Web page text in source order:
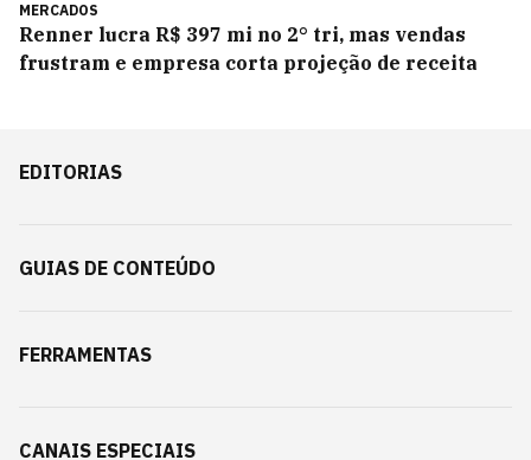
MERCADOS
Renner lucra R$ 397 mi no 2° tri, mas vendas
frustram e empresa corta projeção de receita
EDITORIAS
GUIAS DE CONTEÚDO
FERRAMENTAS
CANAIS ESPECIAIS